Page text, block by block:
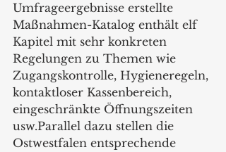
Umfrageergebnisse erstellte
Maßnahmen-Katalog enthält elf
Kapitel mit sehr konkreten
Regelungen zu Themen wie
Zugangskontrolle, Hygieneregeln,
kontaktloser Kassenbereich,
eingeschränkte Öffnungszeiten
usw.Parallel dazu stellen die
Ostwestfalen entsprechende